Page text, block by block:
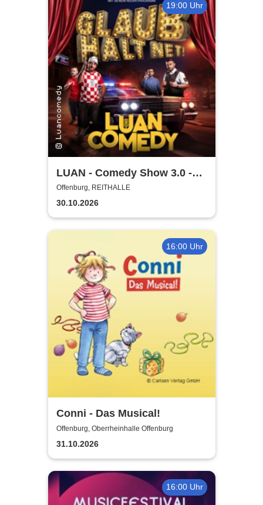
19:00 Uhr
LUAN - Comedy Show 3.0 -
Glaub halt net!
Offenburg, REITHALLE
30.10.2026
16:00 Uhr
Conni - Das Musical!
Offenburg, Oberrheinhalle Offenburg
31.10.2026
16:00 Uhr